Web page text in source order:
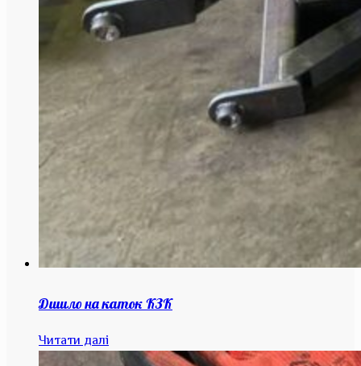
Дишло на каток КЗК
Читати далі